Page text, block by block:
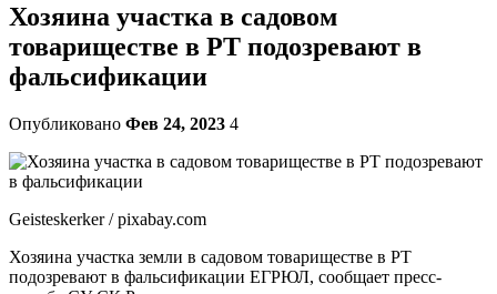
Хозяина участка в садовом
товариществе в РТ подозревают в
фальсификации
Опубликовано Фев 24, 2023 4
Geisteskerker / pixabay.com
Хозяина участка земли в садовом товариществе в РТ
подозревают в фальсификации ЕГРЮЛ, сообщает пресс-